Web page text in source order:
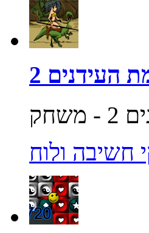
העידנים 2
חשיבה ולוח